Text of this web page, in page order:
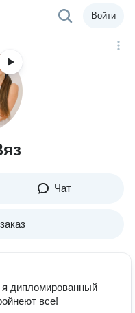
Войти
Чат
я дипломированный
все!